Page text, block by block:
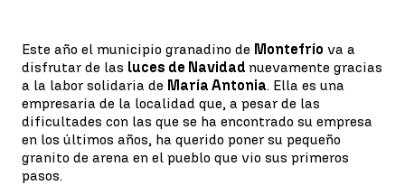
Este año el municipio granadino de Montefrío va a
disfrutar de las luces de Navidad nuevamente gracias
a la labor solidaria de María Antonia. Ella es una
empresaria de la localidad que, a pesar de las
dificultades con las que se ha encontrado su empresa
en los últimos años, ha querido poner su pequeño
granito de arena en el pueblo que vio sus primeros
pasos.